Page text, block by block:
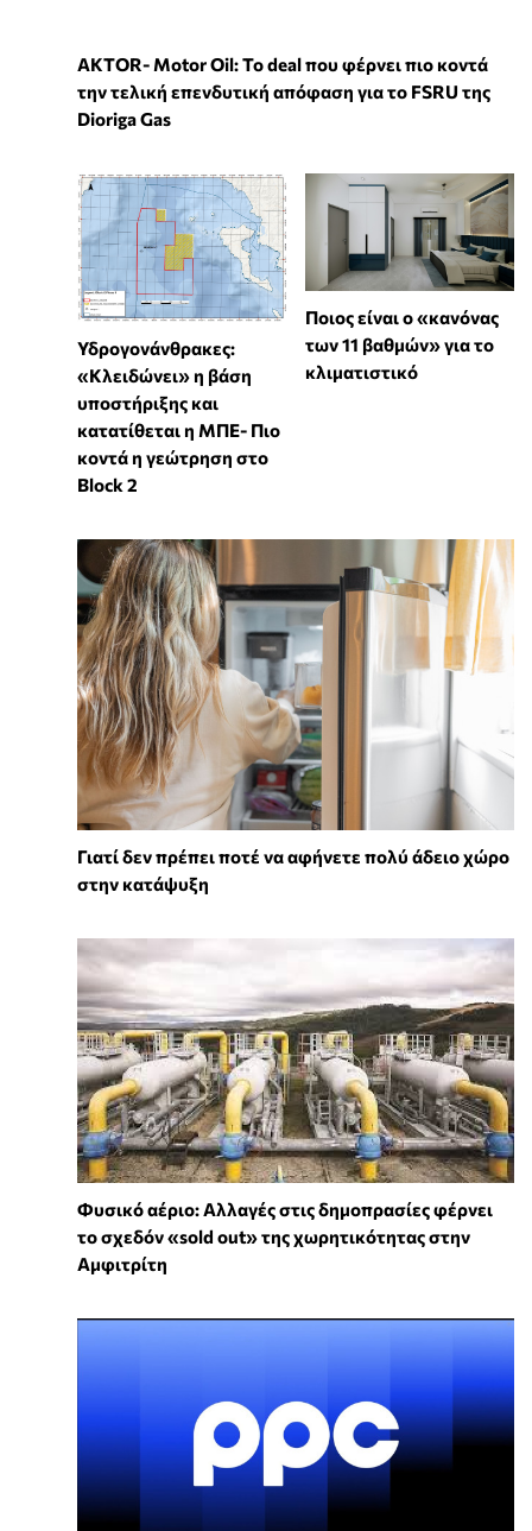
ΑKTOR- Motor Oil: Το deal που φέρνει πιο κοντά
την τελική επενδυτική απόφαση για το FSRU της
Dioriga Gas
Υδρογονάνθρακες:
«Κλειδώνει» η βάση
υποστήριξης και
κατατίθεται η ΜΠΕ- Πιο
κοντά η γεώτρηση στο
Block 2
Ποιος είναι ο «κανόνας
των 11 βαθμών» για το
κλιματιστικό
Γιατί δεν πρέπει ποτέ να αφήνετε πολύ άδειο χώρο
στην κατάψυξη
Φυσικό αέριο: Αλλαγές στις δημοπρασίες φέρνει
το σχεδόν «sold out» της χωρητικότητας στην
Αμφιτρίτη